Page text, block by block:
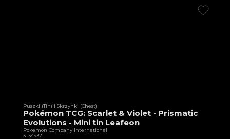
Puszki (Tin) i Skrzynki (Chest)
Pokémon TCG: Scarlet & Violet - Prismatic
Evolutions - Mini tin Leafeon
Pokemon Company International
3T34932